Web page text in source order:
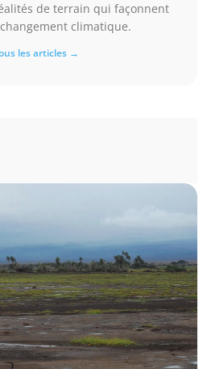
de terrain qui façonnent
climatique.
les articles →